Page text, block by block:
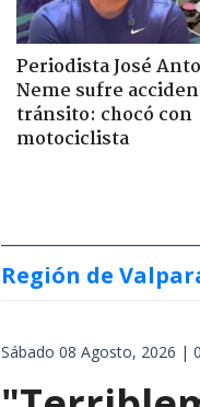
Periodista José
Neme sufre
tránsito: chocó con
motociclista
Región de
Sábado 08 Agosto, 2026 |